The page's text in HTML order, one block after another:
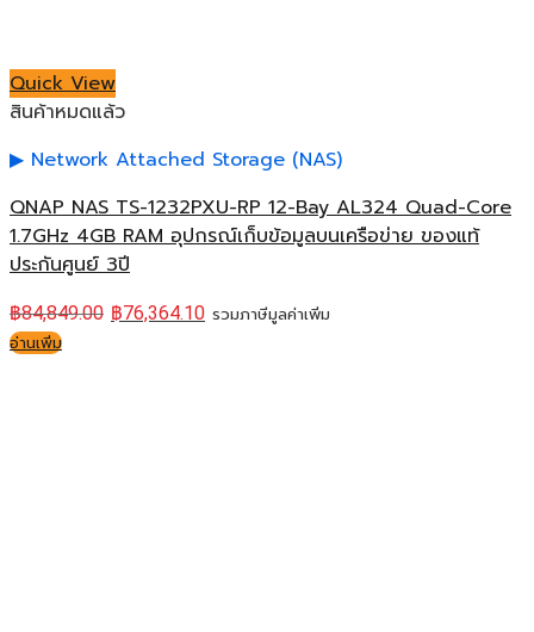
Quick View
สินค้าหมดแล้ว
Network Attached Storage (NAS)
QNAP NAS TS-1232PXU-RP 12-Bay AL324 Quad-Core
1.7GHz 4GB RAM อุปกรณ์เก็บข้อมูลบนเครือข่าย ของแท้
ประกันศูนย์ 3ปี
฿84,849.00 ฿76,364.10 รวมภาษีมูลค่าเพิ่ม
อ่านเพิ่ม